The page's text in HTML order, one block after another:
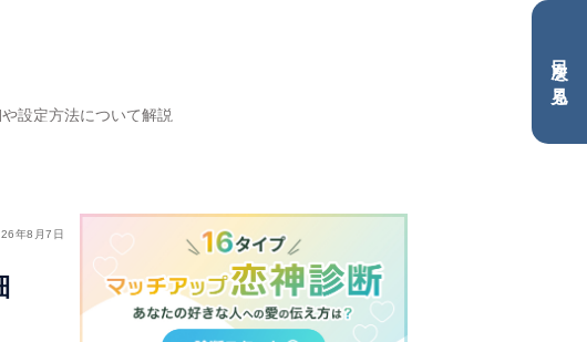
設定方法について解説
年8月7日
目次を見る